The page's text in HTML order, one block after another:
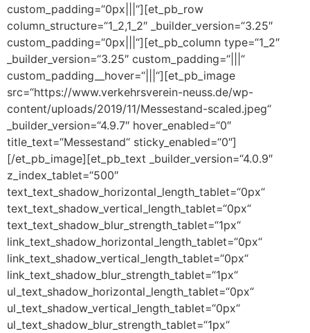
custom_padding=“0px|||“][et_pb_row
column_structure=“1_2,1_2″ _builder_version=“3.25″
custom_padding=“0px|||“][et_pb_column type=“1_2″
_builder_version=“3.25″ custom_padding=“|||“
custom_padding__hover=“|||“][et_pb_image
src=“https://www.verkehrsverein-neuss.de/wp-
content/uploads/2019/11/Messestand-scaled.jpeg“
_builder_version=“4.9.7″ hover_enabled=“0″
title_text=“Messestand“ sticky_enabled=“0″]
[/et_pb_image][et_pb_text _builder_version=“4.0.9″
z_index_tablet=“500″
text_text_shadow_horizontal_length_tablet=“0px“
text_text_shadow_vertical_length_tablet=“0px“
text_text_shadow_blur_strength_tablet=“1px“
link_text_shadow_horizontal_length_tablet=“0px“
link_text_shadow_vertical_length_tablet=“0px“
link_text_shadow_blur_strength_tablet=“1px“
ul_text_shadow_horizontal_length_tablet=“0px“
ul_text_shadow_vertical_length_tablet=“0px“
ul_text_shadow_blur_strength_tablet=“1px“